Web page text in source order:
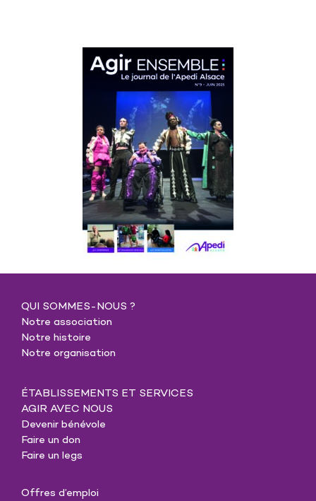
QUI SOMMES-NOUS ?
Notre association
Notre histoire
Notre organisation
ÉTABLISSEMENTS ET SERVICES
AGIR AVEC NOUS
Devenir bénévole
Faire un don
Faire un legs
Offres d’emploi